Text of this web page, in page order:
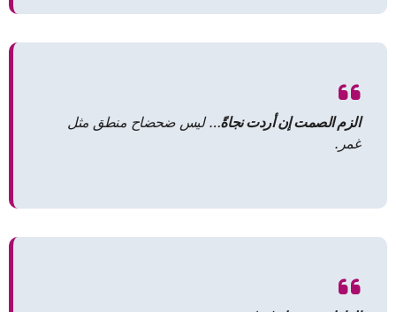
الزم الصمت إن أردت نجاةً… ليس ضحضاح منطق مثل
غمر.